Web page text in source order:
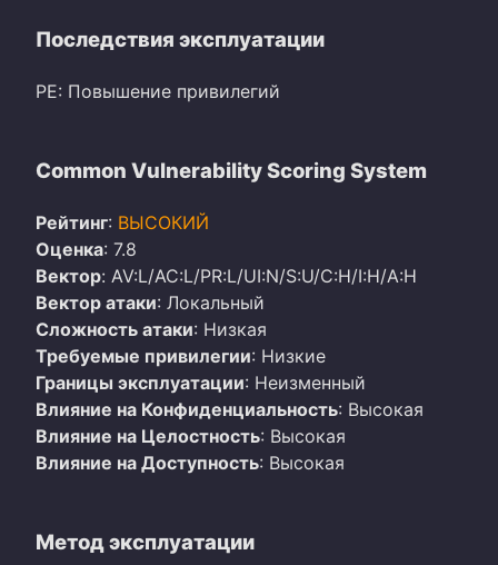
Последствия эксплуатации
PE: Повышение привилегий
Common Vulnerability Scoring System
Рейтинг: ВЫСОКИЙ
Оценка: 7.8
Вектор: AV:L/AC:L/PR:L/UI:N/S:U/C:H/I:H/A:H
Вектор атаки: Локальный
Сложность атаки: Низкая
Требуемые привилегии: Низкие
Границы эксплуатации: Неизменный
Влияние на Конфиденциальность: Высокая
Влияние на Целостность: Высокая
Влияние на Доступность: Высокая
Метод эксплуатации